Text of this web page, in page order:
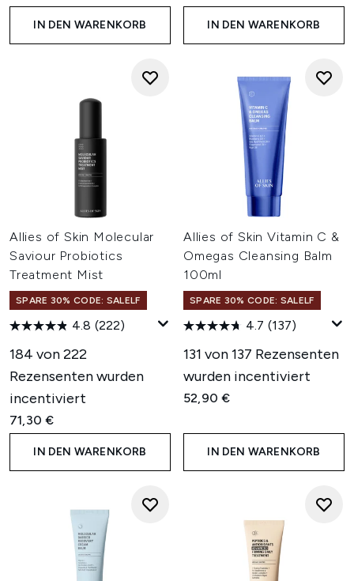
IN DEN WARENKORB IN DEN WARENKORB
Allies of Skin Molecular
Saviour Probiotics
Treatment Mist
SPARE 30% CODE: SALELF
4.8 (222)
184 von 222
Rezensenten wurden
incentiviert
71,30 €
IN DEN WARENKORB
Allies of Skin Vitamin C &
Omegas Cleansing Balm
100ml
SPARE 30% CODE: SALELF
4.7 (137)
131 von 137 Rezensenten
wurden incentiviert
52,90 €
IN DEN WARENKORB